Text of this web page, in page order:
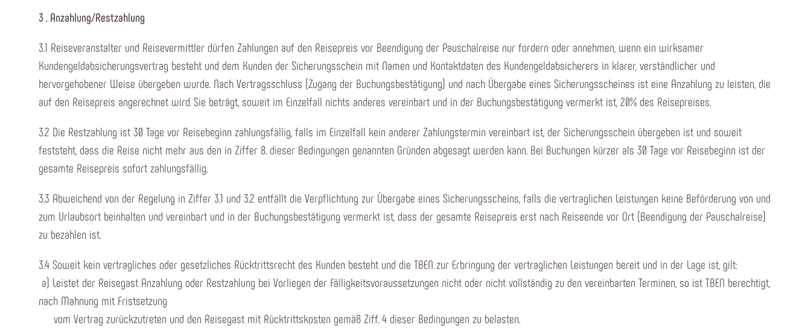
3 . Anzahlung/Restzahlung
3.1 Reiseveranstalter und Reisevermittler dürfen Zahlungen auf den Reisepreis vor Beendigung der Pauschalreise nur fordern oder annehmen, wenn ein wirksamer
Kundengeldabsicherungsvertrag besteht und dem Kunden der Sicherungsschein mit Namen und Kontaktdaten des Kundengeldabsicherers in klarer, verständlicher und
hervorgehobener Weise übergeben wurde. Nach Vertragsschluss (Zugang der Buchungsbestätigung) und nach Übergabe eines Sicherungsscheines ist eine Anzahlung zu leisten, die
auf den Reisepreis angerechnet wird. Sie beträgt, soweit im Einzelfall nichts anderes vereinbart und in der Buchungsbestätigung vermerkt ist, 20% des Reisepreises.
3.2 Die Restzahlung ist 30 Tage vor Reisebeginn zahlungsfällig, falls im Einzelfall kein anderer Zahlungstermin vereinbart ist, der Sicherungsschein übergeben ist und soweit
feststeht, dass die Reise nicht mehr aus den in Ziffer 8. dieser Bedingungen genannten Gründen abgesagt werden kann. Bei Buchungen kürzer als 30 Tage vor Reisebeginn ist der
gesamte Reisepreis sofort zahlungsfällig.
3.3 Abweichend von der Regelung in Ziffer 3.1 und 3.2 entfällt die Verpflichtung zur Übergabe eines Sicherungsscheins, falls die vertraglichen Leistungen keine Beförderung von und
zum Urlaubsort beinhalten und vereinbart und in der Buchungsbestätigung vermerkt ist, dass der gesamte Reisepreis erst nach Reiseende vor Ort (Beendigung der Pauschalreise)
zu bezahlen ist.
3.4 Soweit kein vertragliches oder gesetzliches Rücktrittsrecht des Kunden besteht und die TBEN zur Erbringung der vertraglichen Leistungen bereit und in der Lage ist, gilt:
a) Leistet der Reisegast Anzahlung oder Restzahlung bei Vorliegen der Fälligkeitsvoraussetzungen nicht oder nicht vollständig zu den vereinbarten Terminen, so ist TBEN berechtigt,
nach Mahnung mit Fristsetzung
vom Vertrag zurückzutreten und den Reisegast mit Rücktrittskosten gemäß Ziff. 4 dieser Bedingungen zu belasten.